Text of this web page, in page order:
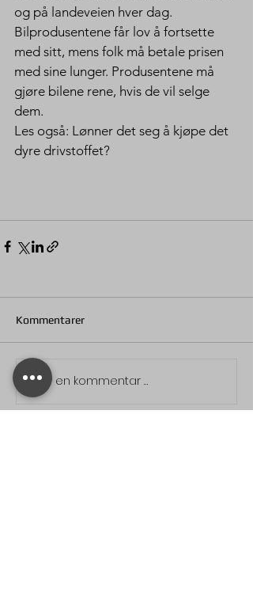
og på landeveien hver dag.
Bilprodusentene får lov å fortsette
med sitt, mens folk må betale prisen
med sine lunger. Produsentene må
gjøre bilene rene, hvis de vil selge
dem.
Les også: Lønner det seg å kjøpe det
dyre drivstoffet?
Kommentarer
Skriv en kommentar …